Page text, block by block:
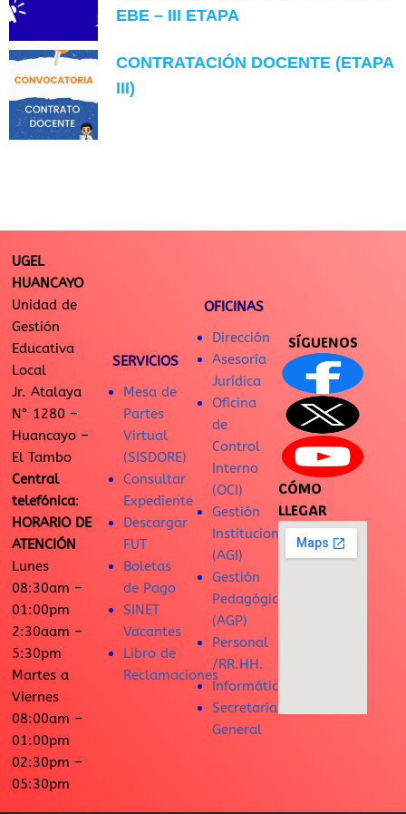
EBE – III ETAPA
CONTRATACIÓN DOCENTE (ETAPA
III)
UGEL
HUANCAYO
Unidad de
Gestión
Educativa
Local
Jr. Atalaya
N° 1280 –
Huancayo –
El Tambo
Central
telefónica:
HORARIO DE
ATENCIÓN
Lunes
08:30am –
01:00pm
2:30aam –
5:30pm
Martes a
Viernes
08:00am –
01:00pm
02:30pm –
05:30pm
SERVICIOS
Mesa de
Partes
Virtual
(SISDORE)
Consultar
Expediente
Descargar
FUT
Boletas
de Pago
SINET
Vacantes
Libro de
Reclamaciones
OFICINAS
Dirección
Asesoría
Jurídica
Oficina
de
Control
Interno
(OCI)
Gestión
Institucional
(AGI)
Gestión
Pedagógica
(AGP)
Personal
/RR.HH.
Informática
Secretaría
General
SÍGUENOS
CÓMO
LLEGAR